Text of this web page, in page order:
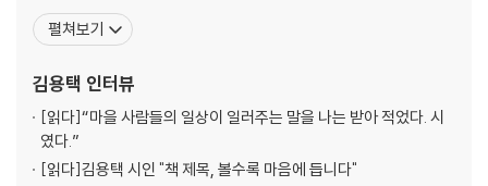
향으로 돌아가 풍요로운 자연 속에서 시골 마을과 자연을 소재로 소
박한 감동이 묻어나는 시와 산문들을 쓰고 있다. 윤동주문학대상, 김
날』, 『꽃산 가는 길』, 『강 같은 세월』
펼쳐보기
김용택 인터뷰
[읽다]“마을 사람들의 일상이 일러주는 말을 나는 받아 적었다. 시
였다.”
[읽다]김용택 시인 "책 제목, 볼수록 마음에 듭니다"